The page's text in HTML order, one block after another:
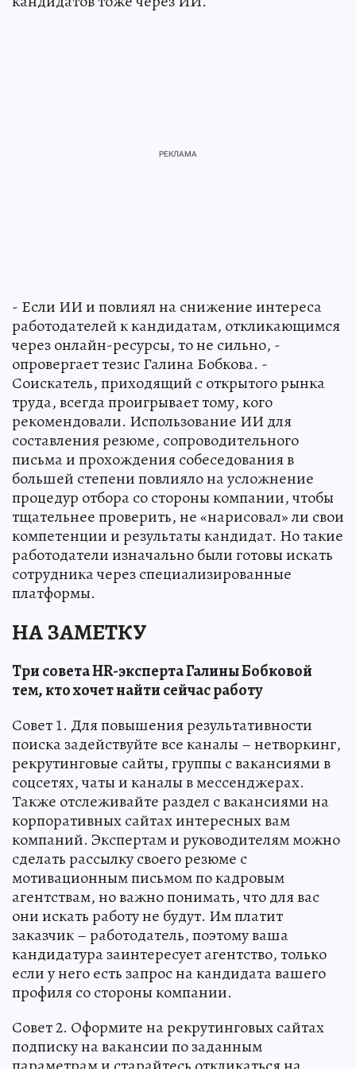
- Если ИИ и повлиял на снижение интереса
работодателей к кандидатам, откликающимся
через онлайн-ресурсы, то не сильно, -
опровергает тезис Галина Бобкова. -
Соискатель, приходящий с открытого рынка
труда, всегда проигрывает тому, кого
рекомендовали. Использование ИИ для
составления резюме, сопроводительного
письма и прохождения собеседования в
большей степени повлияло на усложнение
процедур отбора со стороны компании, чтобы
тщательнее проверить, не «нарисовал» ли свои
компетенции и результаты кандидат. Но такие
работодатели изначально были готовы искать
сотрудника через специализированные
платформы.
НА ЗАМЕТКУ
Три совета HR-эксперта Галины Бобковой
тем, кто хочет найти сейчас работу
Совет 1. Для повышения результативности
поиска задействуйте все каналы – нетворкинг,
рекрутинговые сайты, группы с вакансиями в
соцсетях, чаты и каналы в мессенджерах.
Также отслеживайте раздел с вакансиями на
корпоративных сайтах интересных вам
компаний. Экспертам и руководителям можно
сделать рассылку своего резюме с
мотивационным письмом по кадровым
агентствам, но важно понимать, что для вас
они искать работу не будут. Им платит
заказчик – работодатель, поэтому ваша
кандидатура заинтересует агентство, только
если у него есть запрос на кандидата вашего
профиля со стороны компании.
Совет 2. Оформите на рекрутинговых сайтах
подписку на вакансии по заданным